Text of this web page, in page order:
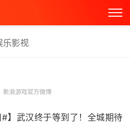
乐影视
新浪游戏官方微博
#】武汉终于等到了！全城期待